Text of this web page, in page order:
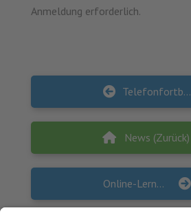
Anmeldung erforderlich.
Telefonfortbildung “Männergesundheit”
News (Zurück)
Online-Lernwerkstatt “Kriterien guter Praxis: Partizipation”